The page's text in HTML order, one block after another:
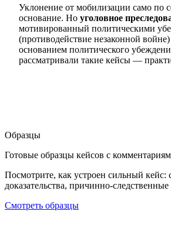
Уклонение от мобилизации само по
основание. Но уголовное
мотивированный политическими
(противодействие незаконной
основанием политического
рассматривали такие кейсы —
Образцы
Готовые образцы кейсов с
Посмотрите, как устроен сильный кейс:
доказательства, причинно-следственные
Смотреть образцы